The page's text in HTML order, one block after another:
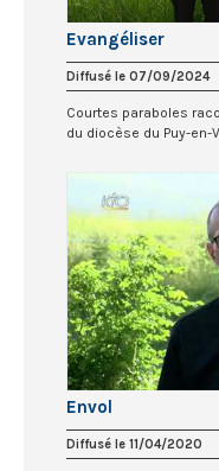
Evangéliser
Diffusé le 07/09/2024
Courtes paraboles
du diocèse du Puy-en-
Envol
Diffusé le 11/04/2020